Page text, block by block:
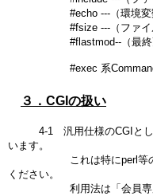
#echo ---（環境変数の
#fsize ---（ファイルサ
#flastmod--（最終更新
#exec 系Commandは
３．CGIの扱い
4-1 汎用仕様のCGIとして
います。
これは特にperl等の知識
ください。
利用法は「会員専用」